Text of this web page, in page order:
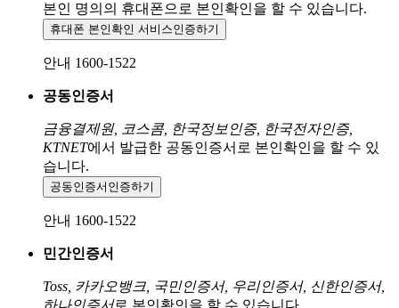
본인 명의의 휴대폰으로 본인확인을 할 수 있습니다.
휴대폰 본인확인 서비스인증하기
안내 1600-1522
공동인증서
금융결제원, 코스콤, 한국정보인증, 한국전자인증,
KTNET에서 발급한 공동인증서로 본인확인을 할 수 있
습니다.
공동인증서 인증하기
안내 1600-1522
민간인증서
Toss, 카카오뱅크, 국민인증서, 우리인증서, 신한인증서,